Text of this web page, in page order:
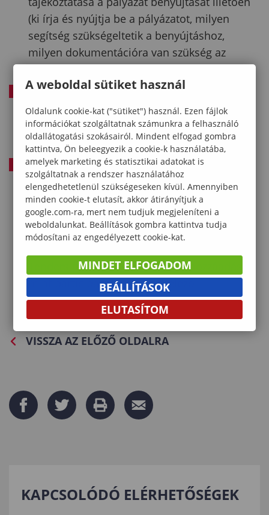
(ki írja és nyújtja be a pályázatot, milyen
segítség szükségeltetik a benyújtáshoz,
milyen dokumentációra van szükség az
Egyetem részéről stb.)
Beküldést megelőzően a végleges
munkaanyag elküldése a
Projektmenedzsment Csoport részére
jóváhagyás céljából,
Beküldött végleges teljes pályázati anyag
elküldése, valamint az érintett elektronikus
felületen a pmov@uni-sopron.hu e-mail cím
hozzárendelése a felülethez szerkesztői
jogosultsággal. Minden Horizon Europe
Tenders portál felületen a LEAR hozzáadása,
mint participant contact kötelező.
VISSZA AZ ELŐZŐ OLDALRA
KAPCSOLÓDÓ ELÉRHETŐSÉGEK
A weboldal sütiket használ
Oldalunk cookie-kat ("sütiket") használ. Ezen fájlok
információkat szolgáltatnak számunkra a felhasználó
oldallátogatási szokásairól. Mindent elfogad gombra
kattintva, Ön beleegyezik a cookie-k használatába,
amelyek marketing és statisztikai adatokat is
szolgáltatnak a rendszer használatához
elengedhetetlenül szükségeseken kívül. Amennyiben
minden cookie-t elutasít, akkor átirányítjuk a
google.com-ra, mert nem tudjuk megjeleníteni a
weboldalunkat. Beállítások gombra kattintva tudja
módosítani az engedélyezett cookie-kat.
MINDET ELFOGADOM
BEÁLLÍTÁSOK
ELUTASÍTOM